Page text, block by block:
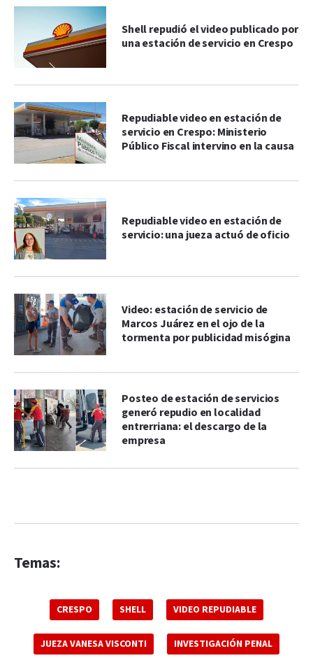
Shell repudió el video publicado por
una estación de servicio en Crespo
Repudiable video en estación de
servicio en Crespo: Ministerio
Público Fiscal intervino en la causa
Repudiable video en estación de
servicio: una jueza actuó de oficio
Video: estación de servicio de
Marcos Juárez en el ojo de la
tormenta por publicidad misógina
Posteo de estación de servicios
generó repudio en localidad
entrerriana: el descargo de la
empresa
Temas:
CRESPO SHELL VIDEO REPUDIABLE
JUEZA VANESA VISCONTI INVESTIGACIÓN PENAL